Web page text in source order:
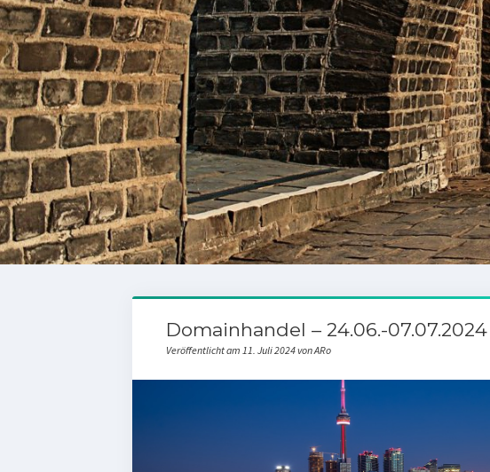
Domainhandel – 24.06.-07.07.2024
Veröffentlicht am 11. Juli 2024 von ARo